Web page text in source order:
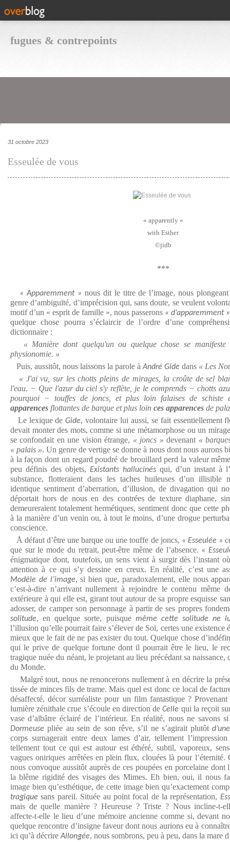
fugues & contrepoints
31 octobre 2023
Esseulée de vous
« apparently »
with Esther
©️jidb
***
« Apparemment » nous dit le titre de l’image, nous
genre d’ambiguïté, d’imprécision qui, sans doute, se veulent
motif d’un « esprit de famille », nous passerons « d’apparemment »
quelque chose pourra s’éclaircir de l’ordre d’une
dictionnaire :
« Manière dont quelqu'un ou quelque chose se manifeste
physionomie. »
Puis, aussitôt, nous laissons la parole à André Gide dans « Les
« J'ai vu, sur les chotts pleins de mirages, la croûte de sel
l'eau. − Que l'azur du ciel s'y reflète, je le comprends − chotts
pourquoi − touffes de joncs, et plus loin falaises de
apparences flottantes de barque et plus loin ces apparences de
Le lexique deGide, volontaire lui aussi, se fait essentiellement
devait monter des mots, comme si une métamorphose ou un
se confondait en une vision étrange, « joncs »devenant «
« palais ». Un genre de vertige se donne à nous dont nous aurons
à la façon dont un regard poudré de brouillard perd la valeur
peu définis des objets, Existants hallucinés qui, d’un instant à
substance, flotteraient dans les taches huileuses d’un illisible
identique sentiment d’aberration, d’illusion, de divagation qui
déportait hors de nous en des contrées de texture diaphane,
demeureraient totalement hermétiques, sentiment donc que cette
à la manière d’un venin ou, à tout le moins, d’une drogue
conscience.
Å défaut d’être une barque ou une touffe de joncs, « Esseulée »
que sur le mode du retrait, peut-être même de l’absence. «
énigmatique dont, toutefois, un sens vient à surgir dès l’instant
attention à ce qui s’y dessine en creux. En réalité, c’est une
Modèle de l’image, si bien que, paradoxalement, elle nous
c’est-à-dire n’arrivant nullement à rejoindre le contenu même
extérieure à qui elle est, girant tout autour de sa propre esquisse
adosser, de camper son personnage à partir de ses propres
solitude, en quelque sorte, puisque même cette solitude ne
l’illusion qu’elle pourrait faire s’élever de Soi, certes une existence
mieux que le fait de ne pas exister du tout. Quelque chose
qui le prive de quelque fortune dont il pourrait être le lieu, le
tragique nuée du néant, le projetant au lieu précédant sa naissance,
du Monde.
Malgré tout, nous ne renoncerons nullement à en décrire la
tissée de minces fils de trame. Mais quel est donc ce local de
désaffecté, décor surréaliste pour un film fantastique ?
lumière zénithale crue s’écoule en direction deCelle qui la reçoit
vase d’albâtre éclairé de l’intérieur. En réalité, nous ne savons
Dormeusepliée au sein de son rêve, s’il ne s’agirait plutôt
corps surnagerait entre deux lames d’air, tellement
tellement tout ce qui est autour est éthéré, subtil, vaporeux,
vagues oniriques arrêtées en plein flux, clouées là pour l’éternité.
nous convoque aussitôt auprès de ces poupées en porcelaine dont
la blême rigidité des visages des Mimes. Eh bien, oui, il nous
image bien qu’esthétique, de cette image bien qu’exactement
tragique sans pareil. Située au point focal de la représentation,
mais de quelle manière ? Heureuse ? Triste ? Nous incline-t-
affecte-t-elle le lieu d’une mémoire ancienne comme si, devant
quelque rencontre d’insigne faveur dont nous aurions eu à
ici qu’à décrire Allongée, nous sombrons, peu à peu, dans la mare